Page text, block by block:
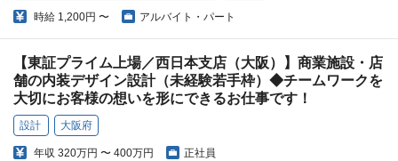
時給 1,200円 〜 アルバイト・パート
【東証プライム上場／西日本支店（大阪）】商業施設・店
舗の内装デザイン設計（未経験若手枠）◆チームワークを
大切にお客様の想いを形にできるお仕事です！
設計 大阪府
年収 320万円 〜 400万円 正社員